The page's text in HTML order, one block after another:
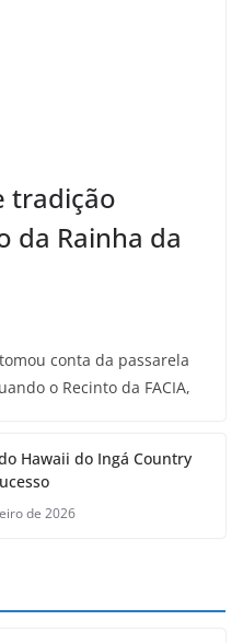
tradição
da Rainha da
conta da passarela
o Recinto da FACIA,
Hawaii do Ingá Country
de 2026